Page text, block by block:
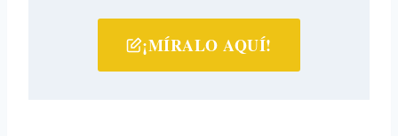
¡MÍRALO AQUÍ!